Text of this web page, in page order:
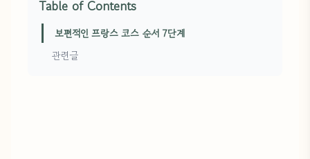
Table of Contents
보편적인 프랑스 코스 순서 7단계
관련글